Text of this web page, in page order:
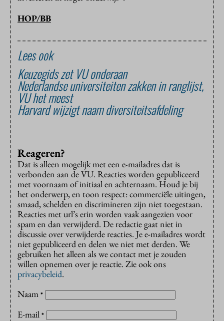
HOP/BB
Lees ook
Keuzegids zet VU onderaan
Nederlandse universiteiten zakken in ranglijst,
VU het meest
Harvard wijzigt naam diversiteitsafdeling
Reageren?
Dat is alleen mogelijk met een e-mailadres dat is
verbonden aan de VU. Reacties worden gepubliceerd
met voornaam of initiaal en achternaam. Houd je bij
het onderwerp, en toon respect: commerciële uitingen,
smaad, schelden en discrimineren zijn niet toegestaan.
Reacties met url’s erin worden vaak aangezien voor
spam en dan verwijderd. De redactie gaat niet in
discussie over verwijderde reacties. Je e-mailadres wordt
niet gepubliceerd en delen we niet met derden. We
gebruiken het alleen als we contact met je zouden
willen opnemen over je reactie. Zie ook ons
privacybeleid.
Naam *
E-mail *